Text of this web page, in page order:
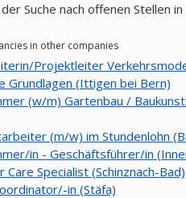
Suche nach offenen Stellen
in other companies
Projektleiter
Grundlagen (Ittigen bei Bern)
(w/m) Gartenbau /
(m/w) im Stundenlohn
in - Geschäftsführer/in
Care Specialist (Schinznach-Bad)
in (Stäfa)